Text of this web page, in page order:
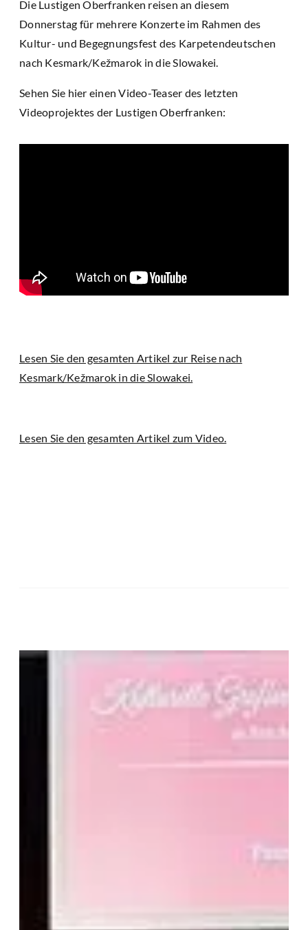
Die Lustigen Oberfranken reisen an diesem
Donnerstag für mehrere Konzerte im Rahmen des
Kultur- und Begegnungsfest des Karpetendeutschen
nach Kesmark/Kežmarok in die Slowakei.
Sehen Sie hier einen Video-Teaser des letzten
Videoprojektes der Lustigen Oberfranken:
Lesen Sie den gesamten Artikel zur Reise nach
Kesmark/Kežmarok in die Slowakei.
Lesen Sie den gesamten Artikel zum Video.